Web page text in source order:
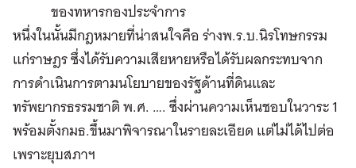
ของทหารกองประจำการ
หนึ่งในนั้นมีกฎหมายที่น่าสนใจคือ ร่างพ.ร.บ.นิรโทษกรรม
แก่ราษฎร ซึ่งได้รับความเสียหายหรือได้รับผลกระทบจาก
การดำเนินการตามนโยบายของรัฐด้านที่ดินและ
ทรัพยากรธรรมชาติ พ.ศ. …. ซึ่งผ่านความเห็นชอบในวาระ 1
พร้อมตั้งกมธ.ขึ้นมาพิจารณาในรายละเอียด แต่ไม่ได้ไปต่อ
เพราะยุบสภาฯ